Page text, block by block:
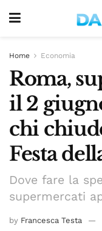
Home Economia
Roma,
il 2
chi
Festa
Dove fare la
supermercati
by Francesca Testa